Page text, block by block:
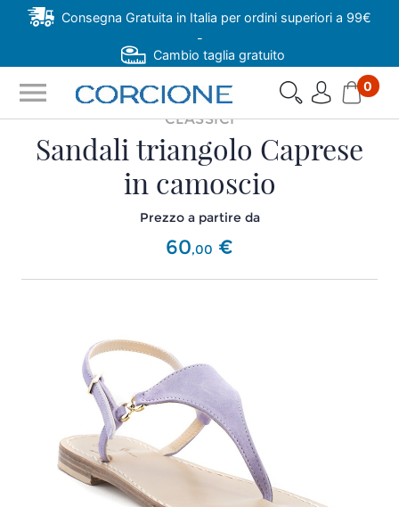
Consegna Gratuita in Italia per ordini superiori a 99€
-
Cambio taglia gratuito
menu 0
CLASSICI
Sandali triangolo Caprese
in camoscio
Prezzo a partire da
60,00 €